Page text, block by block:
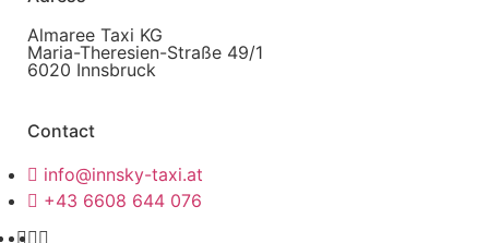
Almaree Taxi KG
Maria-Theresien-Straße 49/1
6020 Innsbruck
Contact
info@innsky-taxi.at
+43 6608 644 076